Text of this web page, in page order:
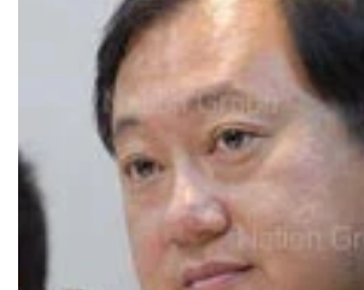
CbizReview
Cyber BIZ
ผู้จัดกวน
Good health & Well-being
• Green Innovation & SD
Management & HR
Infographic